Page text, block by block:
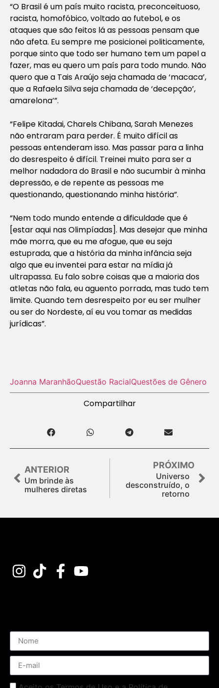
“O Brasil é um país muito racista, preconceituoso,
racista, homofóbico, voltado ao futebol, e os
ataques que são feitos lá as pessoas pensam que
não afeta. Eu sempre me posicionei politicamente,
porque sinto que todo ser humano tem um papel a
fazer, mas eu quero um país para todo mundo. Não
quero que a Tais Araújo seja chamada de ‘macaca’,
que a Rafaela Silva seja chamada de ‘decepção’,
amarelona’”.
“Felipe Kitadai, Charels Chibana, Sarah Menezes
não entraram para perder. É muito difícil as
pessoas entenderam isso. Mas passar para a linha
do desrespeito é difícil. Treinei muito para ser a
melhor nadadora do Brasil e não sucumbir à minha
depressão, e de repente as pessoas me
questionando, questionando minha história”.
“Nem todo mundo entende a dificuldade que é
[estar aqui nas Olimpíadas]. Mas desejar que minha
mãe morra, que eu me afogue, que eu seja
estuprada, que a história da minha infância seja
algo que eu inventei para estar na mídia já
ultrapassa. Eu falo sobre coisas que a maioria dos
atletas não fala, eu aguento porrada, mas tudo tem
limite. Quando tem desrespeito por eu ser mulher
ou ser do Nordeste, aí eu vou tomar as medidas
jurídicas”.
Joanna MaranhãoQuestão RacialQuestões de Gênero
Compartilhar
ANTERIOR
Um brinde às
mulheres diretas
PRÓXIMO
Universo
desconstruído, o
retorno